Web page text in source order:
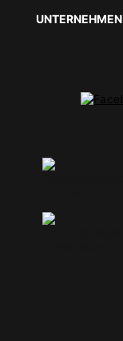
UNTERNEHMEN